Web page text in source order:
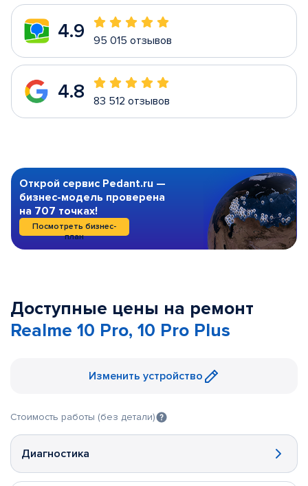
4.9 95 015 отзывов
4.8 83 512 отзывов
Открой сервис Pedant.ru —
бизнес-модель проверена
на 707 точках!
Посмотреть бизнес-
план
Доступные цены на ремонт
Realme 10 Pro, 10 Pro Plus
Изменить устройство
Стоимость работы (без детали)
Диагностика